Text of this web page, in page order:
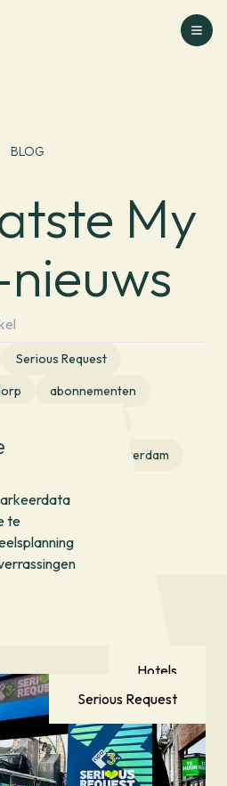
BLOG
My
Serious Request
abonnementen
Amsterdam
Hotels
te
Serious Request